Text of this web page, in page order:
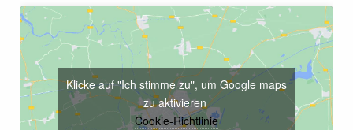
Klicke auf "Ich stimme zu", um Google maps
zu aktivieren
Cookie-Richtlinie